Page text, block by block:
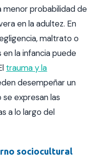
probabilidad de
en la adultez. En
maltrato o
la infancia puede
trauma y la
desempeñar un
expresan las
a lo largo del
sociocultural